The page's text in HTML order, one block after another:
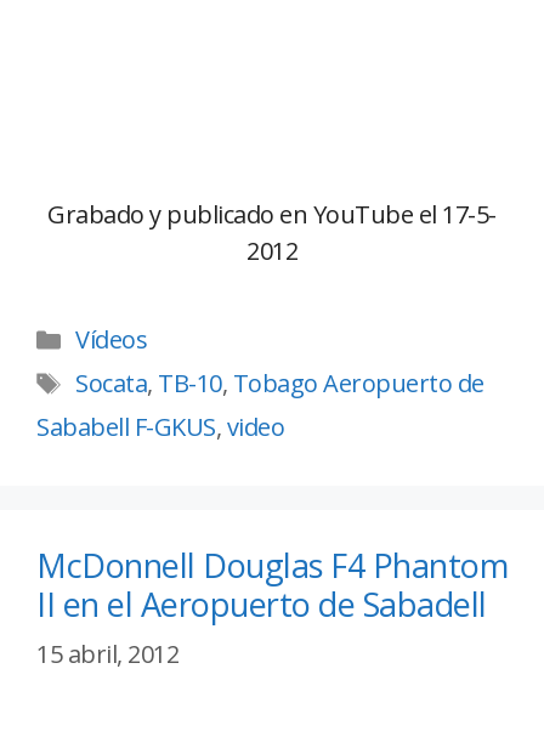
Grabado y publicado en YouTube el 17-5-
2012
Vídeos
Socata, TB-10, Tobago Aeropuerto de
Sababell F-GKUS,video
McDonnell Douglas F4 Phantom
II en el Aeropuerto de Sabadell
15 abril, 2012